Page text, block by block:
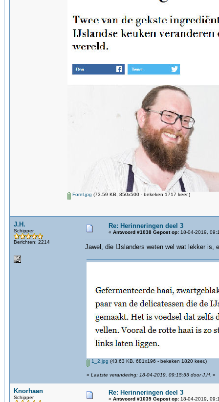
Forel.jpg (73.59 KB, 850x500 - bekeken 1717 keer.)
J.H.
Schipper
Berichten: 2214
Re: Herinneringen deel 3
« Antwoord #1038 Gepost op: 18-04-2019,
Jawel, die IJslanders weten wel wat lekker
1_2.jpg (43.63 KB, 681x196 - bekeken 1820 keer.)
« Laatste verandering: 18-04-2019, 09:15:55 door J.H. »
Knorhaan
Schipper
Re: Herinneringen deel 3
« Antwoord #1039 Gepost op: 18-04-2019,